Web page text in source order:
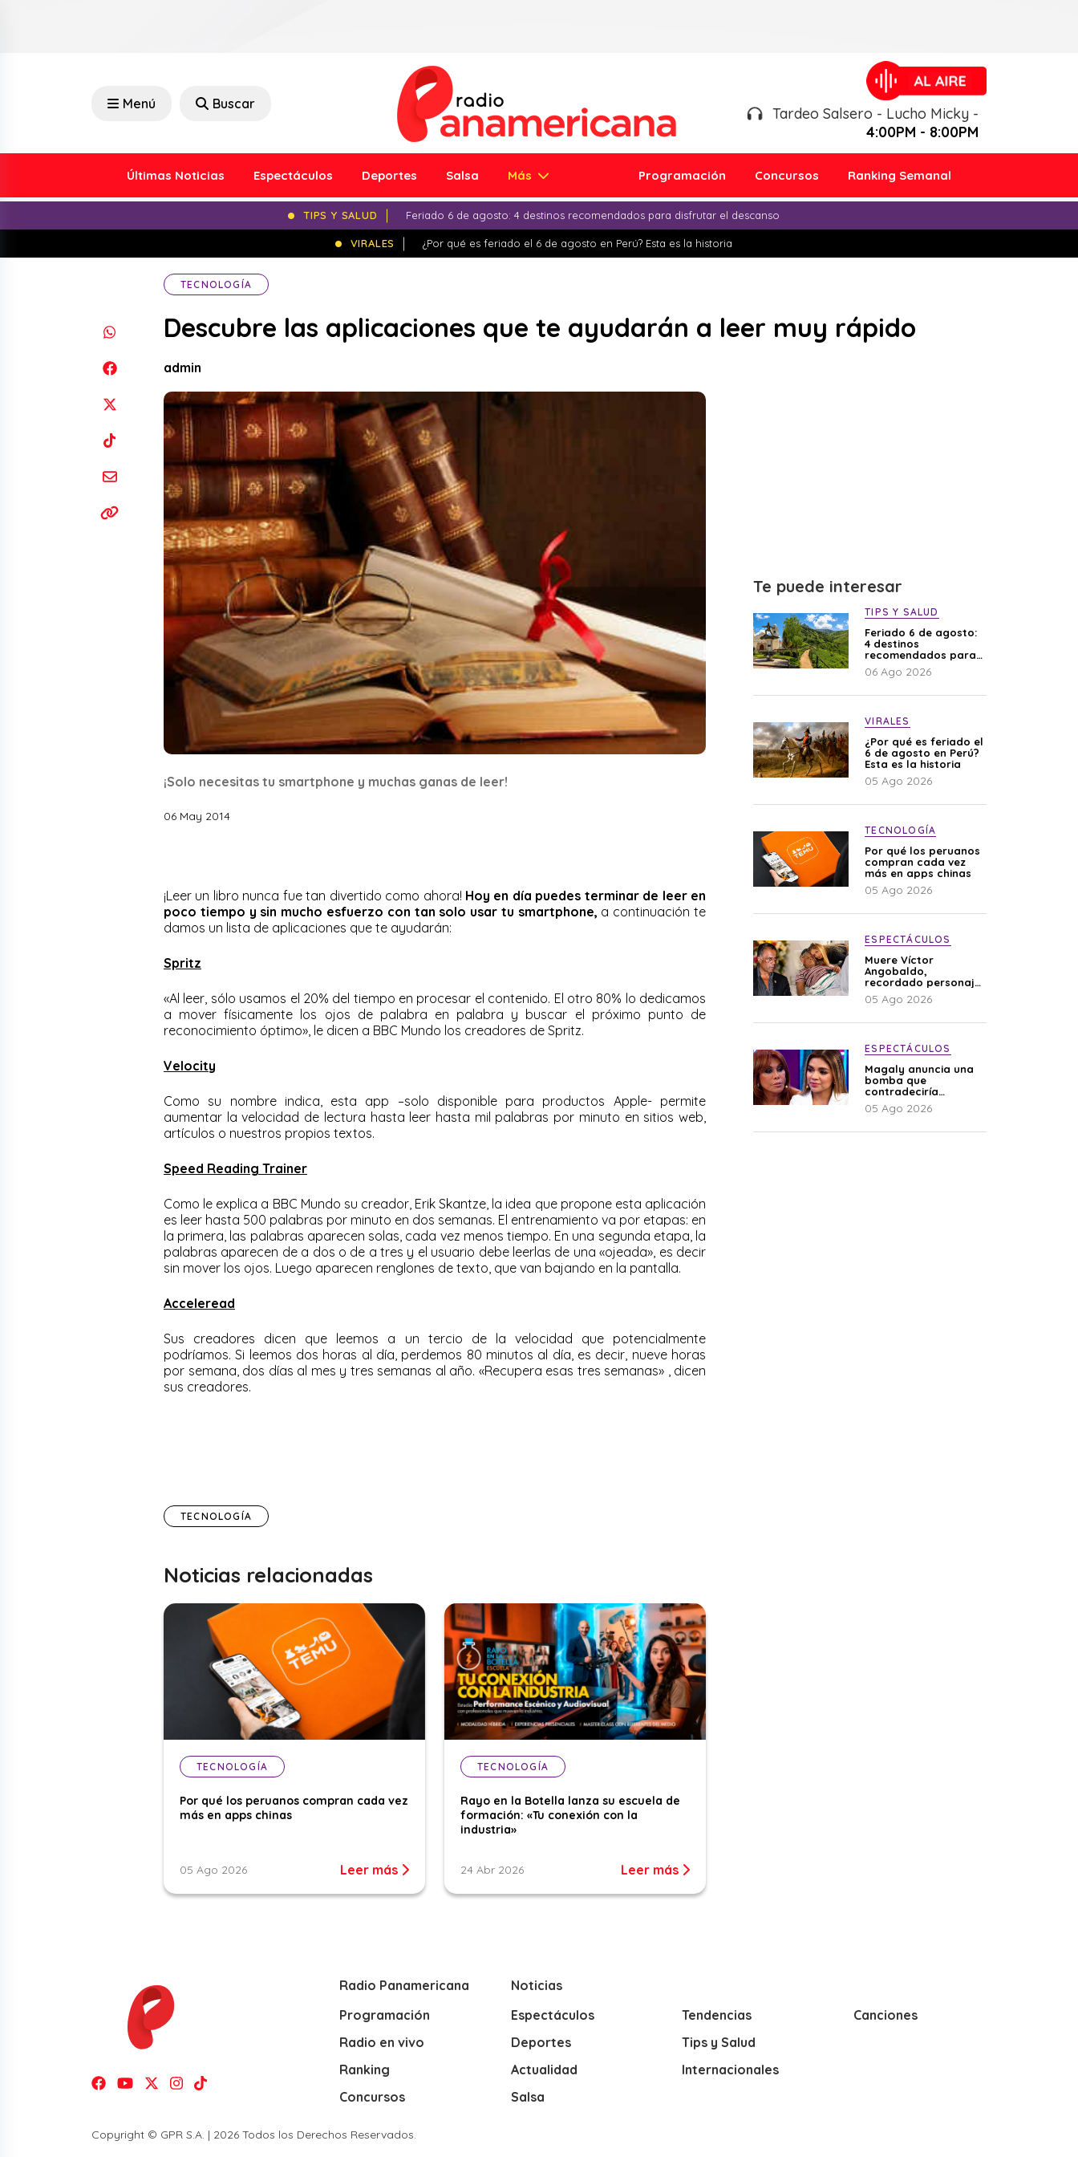
Menú Buscar
Tardeo Salsero - Lucho Micky -
4:00PM - 8:00PM
Últimas Noticias Espectáculos Deportes Salsa Más Programación Concursos Ranking Semanal
TIPS Y SALUD Feriado 6 de agosto: 4 destinos recomendados para disfrutar el descanso
VIRALES ¿Por qué es feriado el 6 de agosto en Perú? Esta es la historia
TECNOLOGÍA
Descubre las aplicaciones que te ayudarán a leer muy rápido
admin
¡Solo necesitas tu smartphone y muchas ganas de leer!
06 May 2014
¡Leer un libro nunca fue tan divertido como ahora! Hoy en día puedes terminar de leer en
poco tiempo y sin mucho esfuerzo con tan solo usar tu smartphone, a continuación te
damos un lista de aplicaciones que te ayudarán:
Spritz
«Al leer, sólo usamos el 20% del tiempo en procesar el contenido. El otro 80% lo dedicamos
a mover físicamente los ojos de palabra en palabra y buscar el próximo punto de
reconocimiento óptimo», le dicen a BBC Mundo los creadores de Spritz.
Velocity
Como su nombre indica, esta app –solo disponible para productos Apple- permite
aumentar la velocidad de lectura hasta leer hasta mil palabras por minuto en sitios web,
artículos o nuestros propios textos.
Speed Reading Trainer
Como le explica a BBC Mundo su creador, Erik Skantze, la idea que propone esta aplicación
es leer hasta 500 palabras por minuto en dos semanas. El entrenamiento va por etapas: en
la primera, las palabras aparecen solas, cada vez menos tiempo. En una segunda etapa, la
palabras aparecen de a dos o de a tres y el usuario debe leerlas de una «ojeada», es decir
sin mover los ojos. Luego aparecen renglones de texto, que van bajando en la pantalla.
Acceleread
Sus creadores dicen que leemos a un tercio de la velocidad que potencialmente
podríamos. Si leemos dos horas al día, perdemos 80 minutos al día, es decir, nueve horas
por semana, dos días al mes y tres semanas al año. «Recupera esas tres semanas» , dicen
sus creadores.
TECNOLOGÍA
Noticias relacionadas
TECNOLOGÍA
Por qué los peruanos compran cada vez
más en apps chinas
05 Ago 2026 Leer más
TECNOLOGÍA
Rayo en la Botella lanza su escuela de
formación: «Tu conexión con la
industria»
24 Abr 2026 Leer más
Te puede interesar
TIPS Y SALUD
Feriado 6 de agosto:
4 destinos
recomendados para
disfrutar el descanso
06 Ago 2026
VIRALES
¿Por qué es feriado el
6 de agosto en Perú?
Esta es la historia
05 Ago 2026
TECNOLOGÍA
Por qué los peruanos
compran cada vez
más en apps chinas
05 Ago 2026
ESPECTÁCULOS
Muere Víctor
Angobaldo,
recordado personaje
de la farándula y
expareja de Shirley
05 Ago 2026
ESPECTÁCULOS
Magaly anuncia una
bomba que
contradeciría
comunicado de La
Bella Luz: “Hay un
05 Ago 2026
Radio Panamericana
Programación
Radio en vivo
Ranking
Concursos
Noticias
Espectáculos
Deportes
Actualidad
Salsa
Tendencias
Tips y Salud
Internacionales
Canciones
Copyright © GPR S.A. | 2026 Todos los Derechos Reservados.